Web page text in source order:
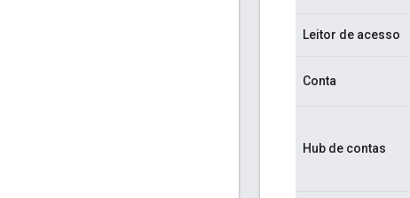
Leitor de acesso
Conta
Hub de contas